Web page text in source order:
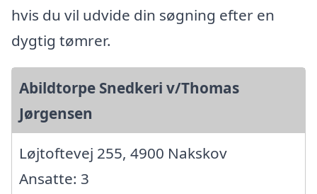
hvis du vil udvide din søgning efter en
dygtig tømrer.
Abildtorpe Snedkeri v/Thomas
Jørgensen
Løjtoftevej 255, 4900 Nakskov
Ansatte: 3